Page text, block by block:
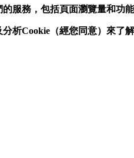
服務，包括頁面瀏覽量和功
析Cookie（經您同意）來了